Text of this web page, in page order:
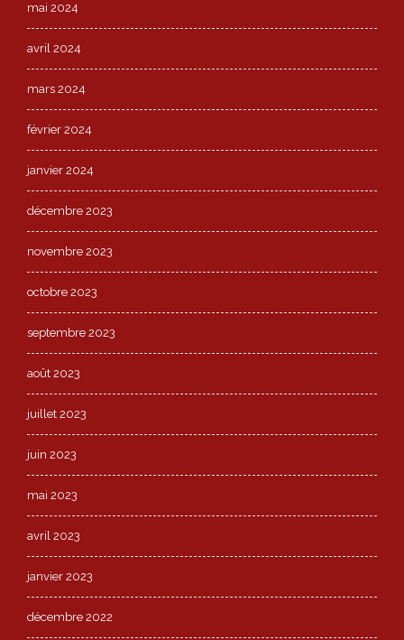
mai 2024
avril 2024
mars 2024
février 2024
janvier 2024
décembre 2023
novembre 2023
octobre 2023
septembre 2023
août 2023
juillet 2023
juin 2023
mai 2023
avril 2023
janvier 2023
décembre 2022